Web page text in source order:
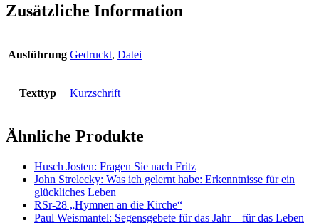
Zusätzliche Information
Ausführung Gedruckt, Datei
Texttyp Kurzschrift
Ähnliche Produkte
Husch Josten: Fragen Sie nach Fritz
John Strelecky: Was ich gelernt habe: Erkenntnisse für ein
glückliches Leben
RSr-28 „Hymnen an die Kirche“
Paul Weismantel: Segensgebete für das Jahr – für das Leben